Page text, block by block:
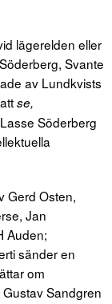
lägerelden eller
Svante
av Lundkvists
se,
Söderberg
Gerd Osten,
Jan
Auden;
sänder en
om
Sandgren